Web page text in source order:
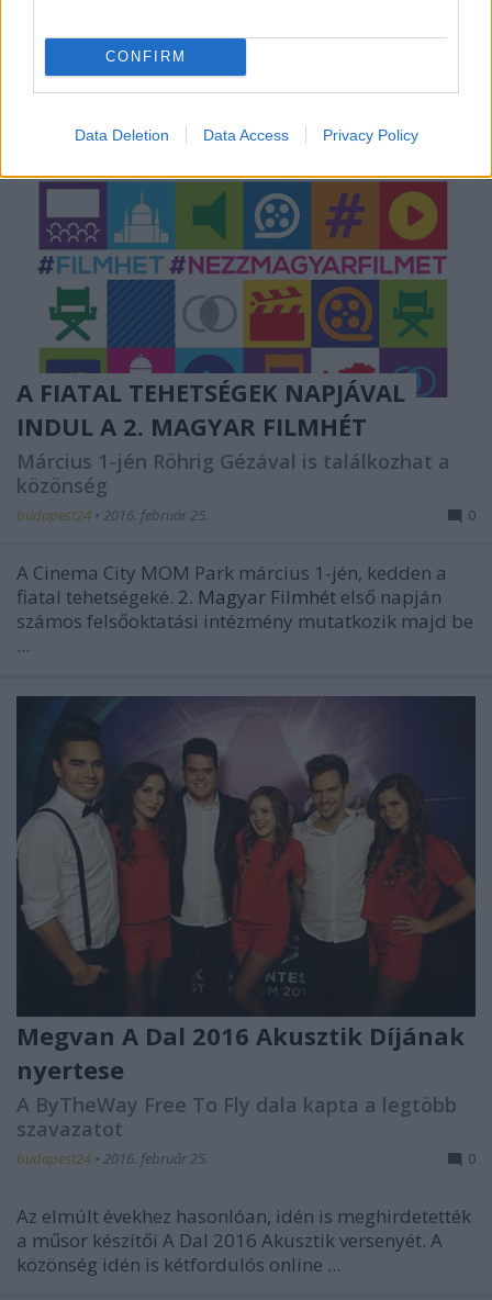
CONFIRM
Data Deletion Data Access Privacy Policy
A FIATAL TEHETSÉGEK NAPJÁVAL
INDUL A 2. MAGYAR FILMHÉT
Március 1-jén Röhrig Gézával is találkozhat a
közönség
budapest24 • 2016. február 25. 0
A Cinema City MOM Park március 1-jén, kedden a
fiatal tehetségeké. 2. Magyar Filmhét első napján
számos felsőoktatási intézmény mutatkozik majd be
...
Megvan A Dal 2016 Akusztik Díjának
nyertese
A ByTheWay Free To Fly dala kapta a legtöbb
szavazatot
budapest24 • 2016. február 25. 0
Az elmúlt évekhez hasonlóan, idén is meghirdetették
a műsor készítői A Dal 2016 Akusztik versenyét. A
közönség idén is kétfordulós online ...